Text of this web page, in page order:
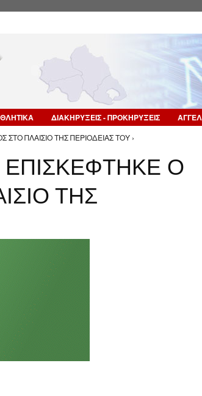
ΔΙΑΚΗΡΥΞΕΙΣ - ΠΡΟΚΗΡΥΞΕΙΣ
ΠΛΑΙΣΙΟ ΤΗΣ ΠΕΡΙΟΔΕΙΑΣ ΤΟΥ ›
Ο
ΤΗΣ